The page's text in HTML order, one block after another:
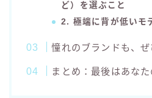
ど）を選ぶこと
2. 極端に背が低いモ
憧れのブランドも、ぜ
まとめ：最後はあな